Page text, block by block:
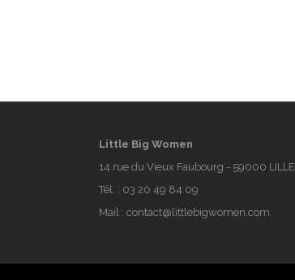
Little Big Women
14 rue du Vieux Faubourg - 59000 LILLE
Tél. : 03 20 49 84 09
Mail : contact@littlebigwomen.com